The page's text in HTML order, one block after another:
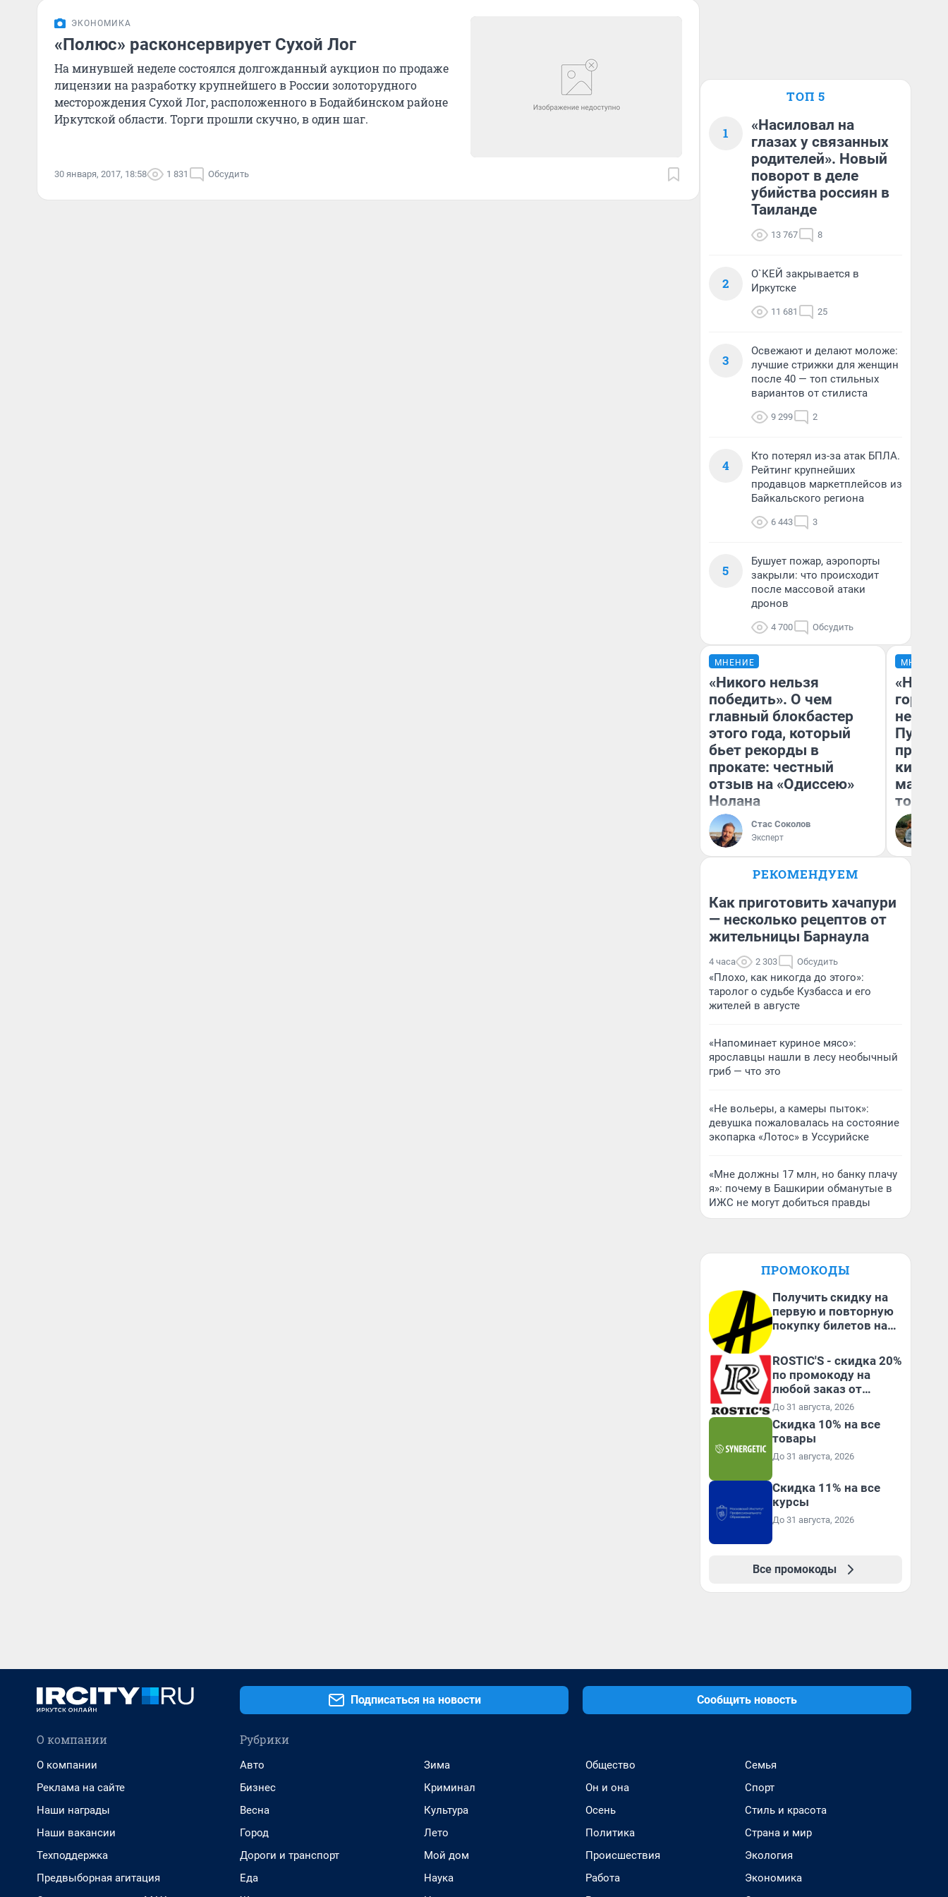
ЭКОНОМИКА
«Полюс» расконсервирует Сухой Лог
На минувшей неделе состоялся долгожданный аукцион по продаже
лицензии на разработку крупнейшего в России золоторудного
месторождения Сухой Лог, расположенного в Бодайбинском районе
Иркутской области. Торги прошли скучно, в один шаг.
30 января, 2017, 18:58 1 831 Обсудить
ТОП 5
1
«Насиловал на
глазах у связанных
родителей». Новый
поворот в деле
убийства россиян в
Таиланде
13 767 8
2
О`КЕЙ закрывается в
Иркутске
11 681 25
3
Освежают и делают моложе:
лучшие стрижки для женщин
после 40 — топ стильных
вариантов от стилиста
9 299 2
4
Кто потерял из-за атак БПЛА.
Рейтинг крупнейших
продавцов маркетплейсов из
Байкальского региона
6 443 3
5
Бушует пожар, аэропорты
закрыли: что происходит
после массовой атаки
дронов
4 700 Обсудить
МНЕНИЕ
«Никого нельзя
победить». О чем
главный блокбастер
этого года, который
бьет рекорды в
прокате: честный
отзыв на «Одиссею»
Нолана
Стас Соколов
Эксперт
МНЕНИЕ
«Нет
того
РЕКОМЕНДУЕМ
Как приготовить хачапури
— несколько рецептов от
жительницы Барнаула
4 часа 2 303 Обсудить
«Плохо, как никогда до этого»:
таролог о судьбе Кузбасса и его
жителей в августе
«Напоминает куриное мясо»:
ярославцы нашли в лесу необычный
гриб — что это
«Не вольеры, а камеры пыток»:
девушка пожаловалась на состояние
экопарка «Лотос» в Уссурийске
«Мне должны 17 млн, но банку плачу
я»: почему в Башкирии обманутые в
ИЖС не могут добиться правды
ПРОМОКОДЫ
Получить скидку на
первую и повторную
покупку билетов на
ROSTIC'S - скидка 20%
по промокоду на
любой заказ от
3199₽!
До 31 августа, 2026
Скидка 10% на все
товары
До 31 августа, 2026
Скидка 11% на все
курсы
До 31 августа, 2026
Все промокоды
Подписаться на новости Сообщить новость
О компании
О компании
Реклама на сайте
Наши награды
Наши вакансии
Техподдержка
Предвыборная агитация
Рубрики
Авто
Бизнес
Весна
Город
Дороги и транспорт
Еда
Зима
Криминал
Культура
Лето
Мой дом
Наука
Общество
Он и она
Осень
Политика
Происшествия
Работа
Семья
Спорт
Стиль и красота
Страна и мир
Экология
Экономика